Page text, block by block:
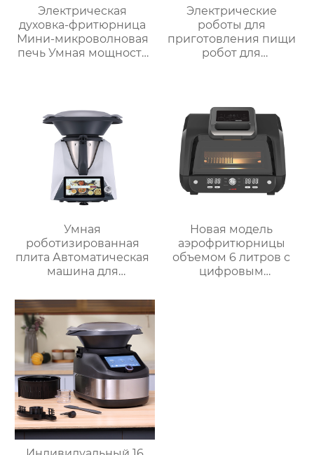
Электрическая
духовка-фритюрница
Мини-микроволновая
печь Умная мощность
цифровым ЖК-
дисплеем объемом 6
литров двойной
Электрические
роботы для
приготовления пищи
робот для
супница кухонный
комбайн кухонная
техника Термомиксер
Умная
роботизированная
плита Автоматическая
машина для
Интеллектуальный
Робот для
приготовления пищи
для дома
Новая модель
аэрофритюрницы
объемом 6 литров с
цифровым